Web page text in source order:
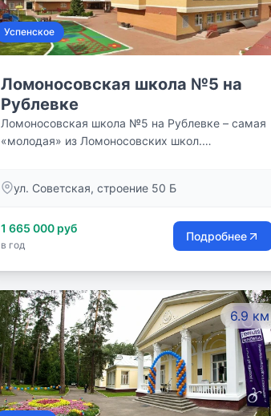
Успенское
Ломоносовская школа №5 на
Рублевке
Ломоносовская школа №5 на Рублевке – самая
«молодая» из Ломоносовских школ.
Успенское, на Рублево-Успенском шоссе.
комплекс, инфраструктура которого позволяет
реализовывать инновационные
ул. Советская, строение 50 Б
1 665 000 руб
в год
Подробнее
6.9 км